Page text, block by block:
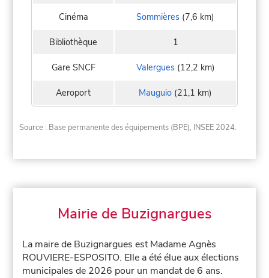
Cinéma Sommières (7,6 km)
Bibliothèque 1
Gare SNCF Valergues(12,2 km)
Aeroport Mauguio (21,1 km)
Source : Base permanente des équipements (BPE), INSEE 2024.
Mairie de Buzignargues
La maire de Buzignargues est Madame Agnès
ROUVIERE-ESPOSITO. Elle a été élue aux élections
municipales de 2026 pour un mandat de 6 ans.